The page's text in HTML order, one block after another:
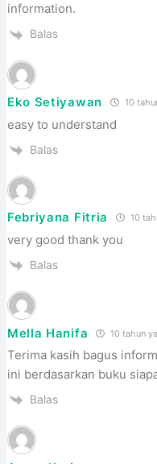
information.
Balas
Eko Setiyawan 10
easy to understand
Balas
Febriyana Fitria 10
very good thank you
Balas
Mella Hanifa 10 tahun
Terima kasih bagus
ini berdasarkan buku
Balas